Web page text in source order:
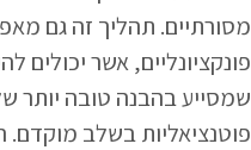
מסורתיים. תהליך זה גם
פונקציונליים, אשר יכולים
שמסייע בהבנה טובה יותר
פוטנציאליות בשלב